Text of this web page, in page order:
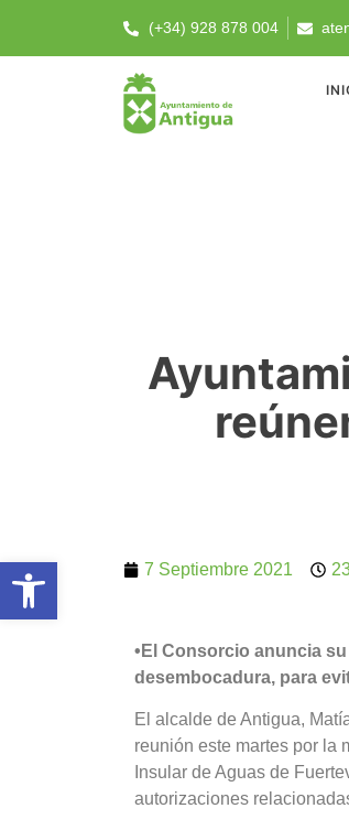
(+34) 928 878 004
7 Septiembre 2021
•El Consorcio anuncia
desembocadura, para
El alcalde de Antigua,
reunión este martes por la
Insular de Aguas de
autorizaciones
Abrir barra de herramientas